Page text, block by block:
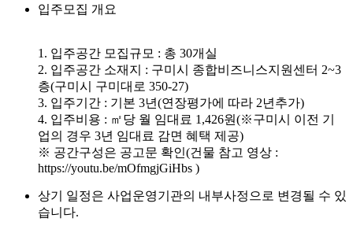
입주모집 개요
1. 입주공간 모집규모 : 총 30개실
2. 입주공간 소재지 : 구미시 종합비즈니스지원센터 2~3
층(구미시 구미대로 350-27)
3. 입주기간 : 기본 3년(연장평가에 따라 2년추가)
4. 입주비용 : ㎡당 월 임대료 1,426원(※구미시 이전 기
업의 경우 3년 임대료 감면 혜택 제공)
※ 공간구성은 공고문 확인(건물 참고 영상 :
https://youtu.be/mOfmgjGiHbs )
상기 일정은 사업운영기관의 내부사정으로 변경될 수 있
습니다.